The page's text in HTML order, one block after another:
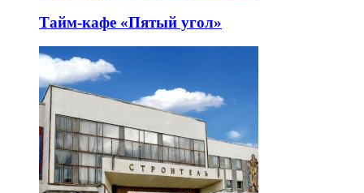
Тайм-кафе «Пятый угол»